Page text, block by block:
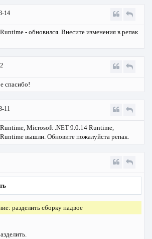
14
- обновился. Внесите изменения в репак
спасибо!
11
Microsoft .NET 9.0.14 Runtime,
вышли. Обновите пожалуйста репак.
разделить сборку надвое